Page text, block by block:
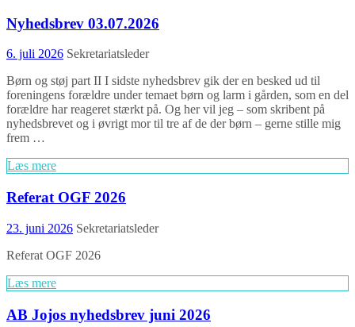
Nyhedsbrev 03.07.2026
6. juli 2026 Sekretariatsleder
Børn og støj part II I sidste nyhedsbrev gik der en besked ud til
foreningens forældre under temaet børn og larm i gården, som en del
forældre har reageret stærkt på. Og her vil jeg – som skribent på
nyhedsbrevet og i øvrigt mor til tre af de der børn – gerne stille mig
frem …
Læs mere
Referat OGF 2026
23. juni 2026 Sekretariatsleder
Referat OGF 2026
Læs mere
AB Jojos nyhedsbrev juni 2026